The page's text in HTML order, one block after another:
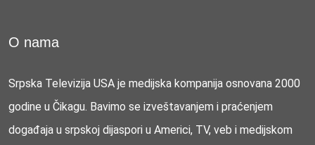
O nama
Srpska Televizija USA je medijska kompanija osnovana 2000
godine u Čikagu. Bavimo se izveštavanjem i praćenjem
događaja u srpskoj dijaspori u Americi, TV, veb i medijskom